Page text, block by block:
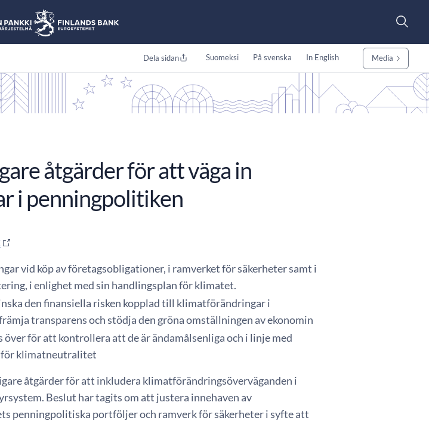
Dela sidan Suomeksi På svenska In English Media
åtgärder för att väga in
i penningpolitiken
vid köp av företagsobligationer, i ramverket för säkerheter samt i
i enlighet med sin handlingsplan för klimatet.
den finansiella risken kopplad till klimatförändringar i
transparens och stödja den gröna omställningen av ekonomin
över för att kontrollera att de är ändamålsenliga och i linje med
för klimatneutralitet
åtgärder för att inkludera klimatförändringsöverväganden i
Beslut har tagits om att justera innehaven av
penningpolitiska portföljer och ramverk för säkerheter i syfte att